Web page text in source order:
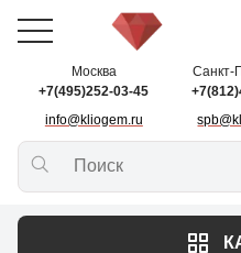
Москва
+7(495)252-03-45
info@kliogem.ru
Санкт-